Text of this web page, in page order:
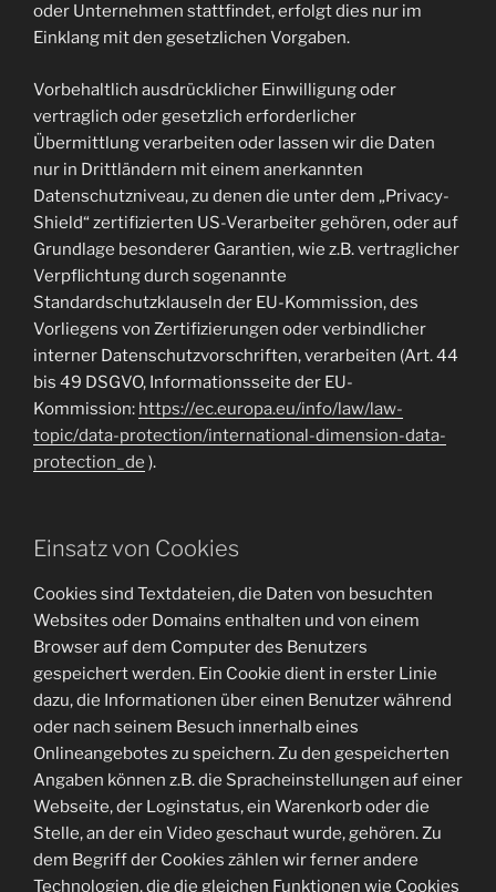
oder Unternehmen stattfindet, erfolgt dies nur im
Einklang mit den gesetzlichen Vorgaben.
Vorbehaltlich ausdrücklicher Einwilligung oder
vertraglich oder gesetzlich erforderlicher
Übermittlung verarbeiten oder lassen wir die Daten
nur in Drittländern mit einem anerkannten
Datenschutzniveau, zu denen die unter dem „Privacy-
Shield“ zertifizierten US-Verarbeiter gehören, oder auf
Grundlage besonderer Garantien, wie z.B. vertraglicher
Verpflichtung durch sogenannte
Standardschutzklauseln der EU-Kommission, des
Vorliegens von Zertifizierungen oder verbindlicher
interner Datenschutzvorschriften, verarbeiten (Art. 44
bis 49 DSGVO, Informationsseite der EU-
Kommission: https://ec.europa.eu/info/law/law-
topic/data-protection/international-dimension-data-
protection_de ).
Einsatz von Cookies
Cookies sind Textdateien, die Daten von besuchten
Websites oder Domains enthalten und von einem
Browser auf dem Computer des Benutzers
gespeichert werden. Ein Cookie dient in erster Linie
dazu, die Informationen über einen Benutzer während
oder nach seinem Besuch innerhalb eines
Onlineangebotes zu speichern. Zu den gespeicherten
Angaben können z.B. die Spracheinstellungen auf einer
Webseite, der Loginstatus, ein Warenkorb oder die
Stelle, an der ein Video geschaut wurde, gehören. Zu
dem Begriff der Cookies zählen wir ferner andere
Technologien, die die gleichen Funktionen wie Cookies